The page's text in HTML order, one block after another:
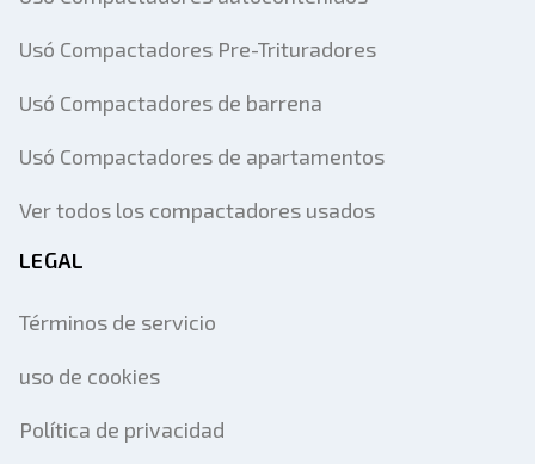
Usó Compactadores Pre-Trituradores
Usó Compactadores de barrena
Usó Compactadores de apartamentos
Ver todos los compactadores usados
LEGAL
Términos de servicio
uso de cookies
Política de privacidad